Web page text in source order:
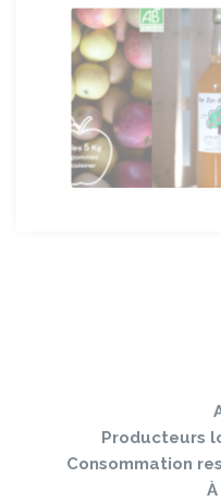
Producteurs
Consommation